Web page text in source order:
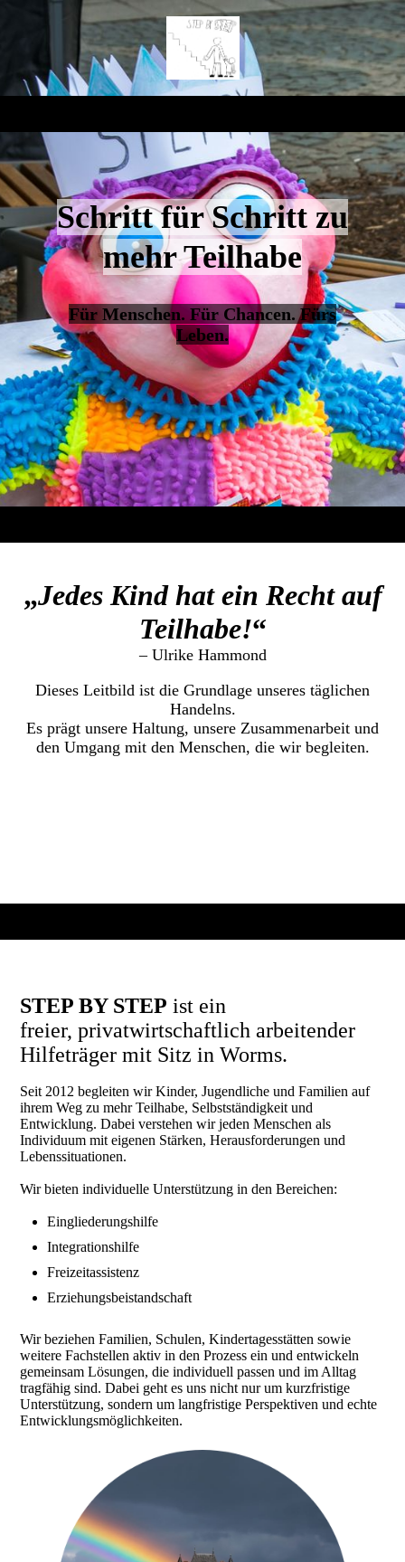
Schritt für Schritt zu
mehr Teilhabe
Für Menschen. Für Chancen. Fürs
Leben.
„Jedes Kind hat ein Recht auf
Teilhabe!“
– Ulrike Hammond
Dieses Leitbild ist die Grundlage unseres täglichen
Handelns.
Es prägt unsere Haltung, unsere Zusammenarbeit und
den Umgang mit den Menschen, die wir begleiten.
STEP BY STEP ist ein
freier, privatwirtschaftlich arbeitender
Hilfeträger mit Sitz in Worms.
Seit 2012 begleiten wir Kinder, Jugendliche und Familien auf
ihrem Weg zu mehr Teilhabe, Selbstständigkeit und
Entwicklung. Dabei verstehen wir jeden Menschen als
Individuum mit eigenen Stärken, Herausforderungen und
Lebenssituationen.
Wir bieten individuelle Unterstützung in den Bereichen:
Eingliederungshilfe
Integrationshilfe
Freizeitassistenz
Erziehungsbeistandschaft
Wir beziehen Familien, Schulen, Kindertagesstätten sowie
weitere Fachstellen aktiv in den Prozess ein und entwickeln
gemeinsam Lösungen, die individuell passen und im Alltag
tragfähig sind. Dabei geht es uns nicht nur um kurzfristige
Unterstützung, sondern um langfristige Perspektiven und echte
Entwicklungsmöglichkeiten.